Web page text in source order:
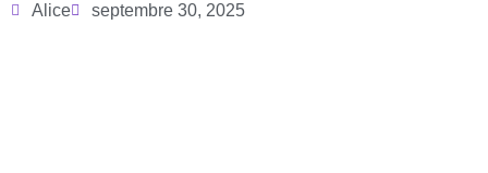
Alice septembre 30, 2025